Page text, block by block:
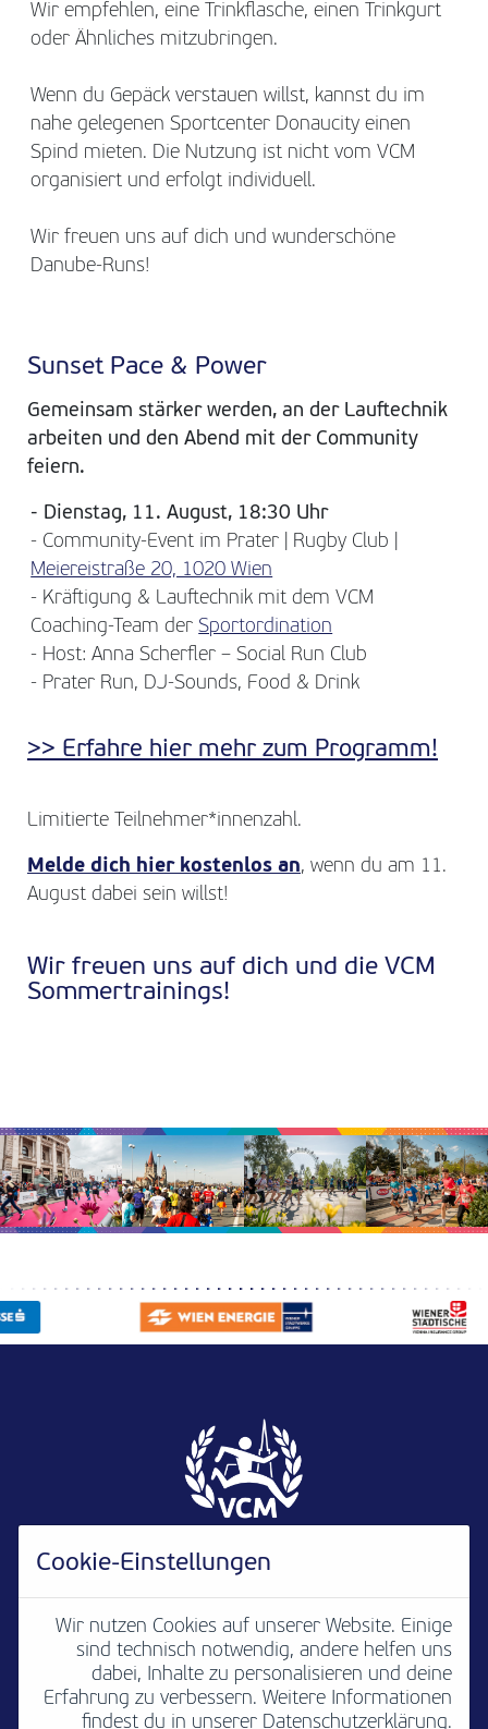
Wir empfehlen, eine Trinkflasche, einen Trinkgurt
oder Ähnliches mitzubringen.
Wenn du Gepäck verstauen willst, kannst du im
nahe gelegenen Sportcenter Donaucity einen
Spind mieten. Die Nutzung ist nicht vom VCM
organisiert und erfolgt individuell.
Wir freuen uns auf dich und wunderschöne
Danube-Runs!
Sunset Pace & Power
Gemeinsam stärker werden, an der Lauftechnik
arbeiten und den Abend mit der Community
feiern.
- Dienstag, 11. August, 18:30 Uhr
- Community-Event im Prater | Rugby Club |
Meiereistraße 20, 1020 Wien
- Kräftigung & Lauftechnik mit dem VCM
Coaching-Team derSportordination
- Host: Anna Scherfler – Social Run Club
- Prater Run, DJ-Sounds, Food & Drink
>> Erfahre hier mehr zum Programm!
Limitierte Teilnehmer*innenzahl.
Melde dich hier kostenlos an, wenn du am 11.
August dabei sein willst!
Wir freuen uns auf dich und die VCM
Sommertrainings!
Newsletter Media Kontakt
Jobs Impressum
Cookie-Einstellungen
Wir nutzen Cookies auf unserer Website. Einige
sind technisch notwendig, andere helfen uns
dabei, Inhalte zu personalisieren und deine
Erfahrung zu verbessern. Weitere Informationen
findest du in unserer Datenschutzerklärung.